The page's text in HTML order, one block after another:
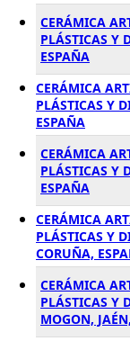
CERÁMICA
PLÁSTICAS Y
ESPAÑA
CERÁMICA
PLÁSTICAS Y
ESPAÑA
CERÁMICA
PLÁSTICAS Y
ESPAÑA
CERÁMICA
PLÁSTICAS Y
CORUÑA,
CERÁMICA
PLÁSTICAS Y
MOGON,